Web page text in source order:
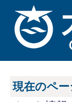
現在のペー